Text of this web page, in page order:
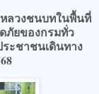
ลวงชนบทในพื้นที่
ภัยของกรมทั่ว
ะชาชนเดินทาง